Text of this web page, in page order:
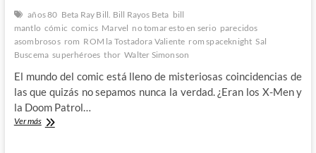
años 80 Beta Ray Bill. Bill Rayos Beta bill
mantlo cómic comics Marvel no tomar esto en serio parecidos
asombrosos rom ROM la Tostadora Valiente rom spaceknight Sal
Buscema superhéroes thor Walter Simonson
El mundo del comic está lleno de misteriosas coincidencias de
las que quizás no sepamos nunca la verdad. ¿Eran los X-Men y
la Doom Patrol…
Ver másROM,